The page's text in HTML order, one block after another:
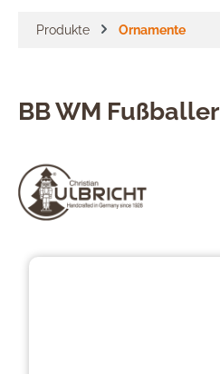
Produkte Ornamente
BB WM Fußballer